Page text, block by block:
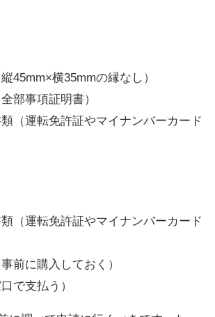
45mm×横35mmの縁なし）
部事項証明書）
（運転免許証やマイナンバーカード
（運転免許証やマイナンバーカード
前に購入しておく）
で支払う）